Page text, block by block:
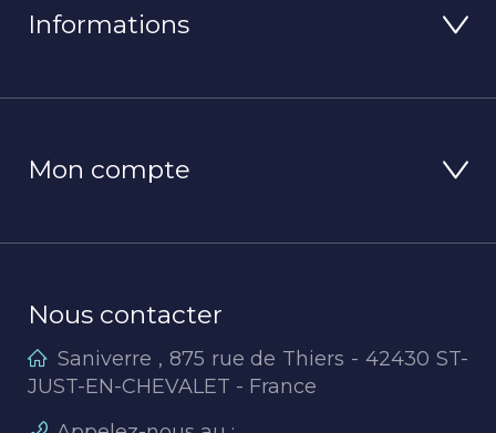
Informations
Mon compte
Nous contacter
Saniverre , 875 rue de Thiers - 42430 ST-
JUST-EN-CHEVALET - France